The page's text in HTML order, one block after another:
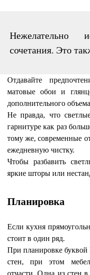
Нежелательно
сочетания. Это
Отдавайте
матовые обои и
дополнительного
Не правда, что
гарнитуре как раз
тому же, современные
ежедневную чистку.
Чтобы разбавить
яркие шторы или
Планировка
Если кухня
стоит в один ряд.
При планировке буквой
стен, при этом